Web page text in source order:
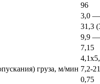
96
3,0 —
31,3
9,9 —
7,15
груза, м/мин 7,2-
0,75